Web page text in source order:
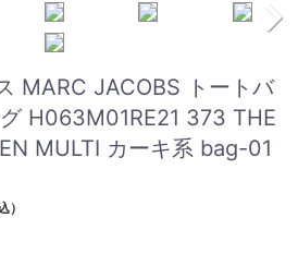
MARC JACOBS トートバ
H063M01RE21 373 THE
MULTI カーキ系 bag-01
）